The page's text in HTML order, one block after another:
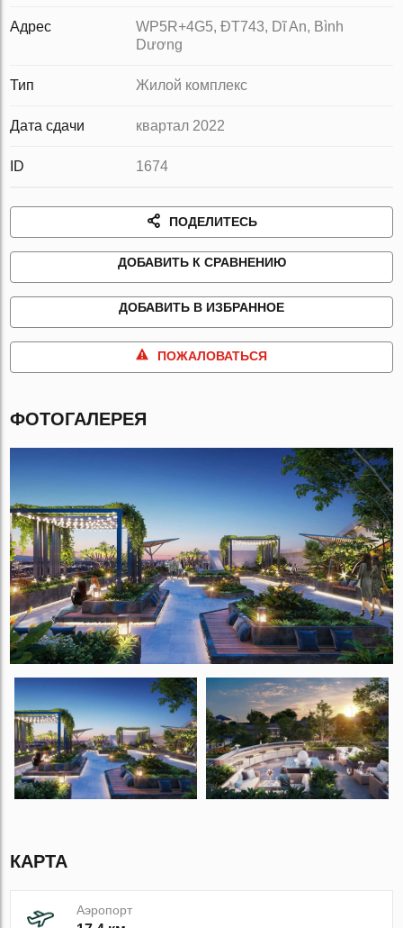
Адрес
WP5R+4G5, ĐT743, Dĩ An, Bình
Dương
Тип Жилой комплекс
Дата сдачи квартал 2022
ID 1674
ПОДЕЛИТЕСЬ
ДОБАВИТЬ К СРАВНЕНИЮ
ДОБАВИТЬ В ИЗБРАННОЕ
ПОЖАЛОВАТЬСЯ
ФОТОГАЛЕРЕЯ
КАРТА
Аэропорт